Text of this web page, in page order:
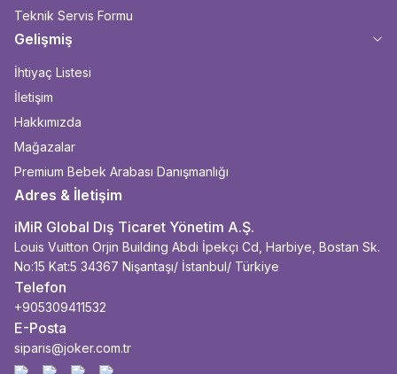
Teknik Servis Formu
Gelişmiş
İhtiyaç Listesi
İletişim
Hakkımızda
Mağazalar
Premium Bebek Arabası Danışmanlığı
Adres & İletişim
iMiR Global Dış Ticaret Yönetim A.Ş.
Louis Vuitton Orjin Building Abdi İpekçi Cd, Harbiye, Bostan Sk.
No:15 Kat:5 34367 Nişantaşı/ İstanbul/ Türkiye
Telefon
+905309411532
E-Posta
siparis@joker.com.tr